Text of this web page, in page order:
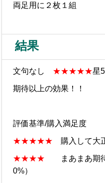
両足用に２枚１組
結果
文句なし ★★★★★星5
期待以上の効果！！
評価基準/購入満足度
★★★★★ 購入して大
★★★★ まあまあ期待
0%）